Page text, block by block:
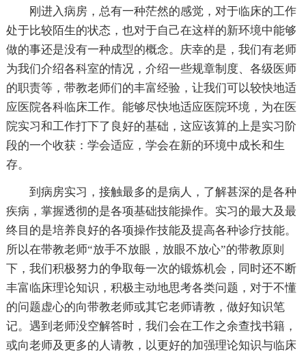
刚进入病房，总有一种茫然的感觉，对于临床的工作
处于比较陌生的状态，也对于自己在这样的新环境中能够
做的事还是没有一种成型的概念。庆幸的是，我们有老师
为我们介绍各科室的情况，介绍一些规章制度、各级医师
的职责等，带教老师们的丰富经验，让我们可以较快地适
应医院各科临床工作。能够尽快地适应医院环境，为在医
院实习和工作打下了良好的基础，这应该算的上是实习阶
段的一个收获：学会适应，学会在新的环境中成长和生
存。
到病房实习，接触最多的是病人，了解甚深的是各种
疾病，掌握透彻的是各项基础技能操作。实习的最大及最
终目的是培养良好的各项操作技能及提高各种诊疗技能。
所以在带教老师“放手不放眼，放眼不放心”的带教原则
下，我们积极努力的争取每一次的锻炼机会，同时还不断
丰富临床理论知识，积极主动地思考各类问题，对于不懂
的问题虚心的向带教老师或其它老师请教，做好知识笔
记。遇到老师没空解答时，我们会在工作之余查找书籍，
或向老师及更多的人请教，以更好的加强理论知识与临床